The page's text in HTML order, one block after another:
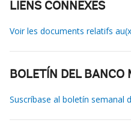
LIENS CONNEXES
Voir les documents relatifs
BOLETÍN DEL BANCO
Suscríbase al boletín semanal